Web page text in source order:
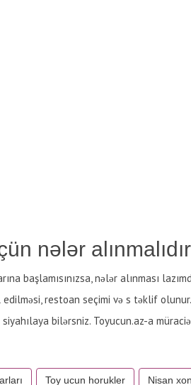
nələr
başlamısınızsa, nələr alınması
restoan seçimi və s təklif
bilərsniz. Toyucun.az-a
Toy ucun horukler Nisan